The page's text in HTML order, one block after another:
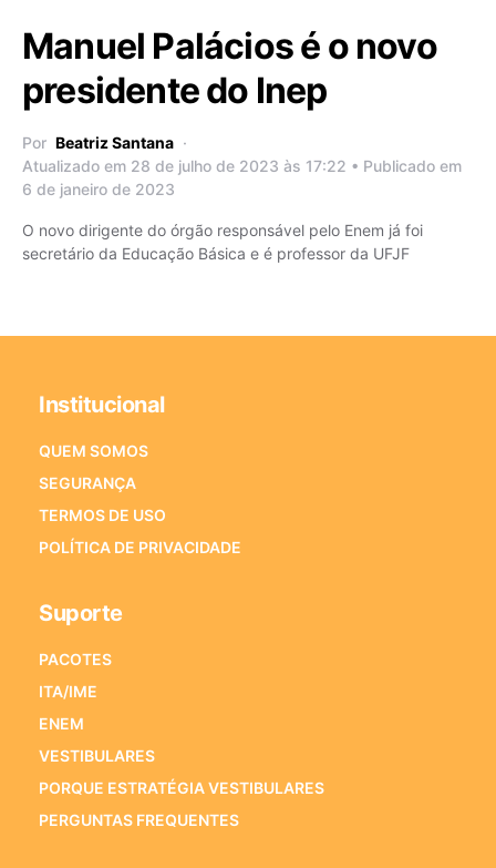
Manuel Palácios é o novo
presidente do Inep
Por Beatriz Santana
Atualizado em 28 de julho de 2023 às 17:22 • Publicado em
6 de janeiro de 2023
O novo dirigente do órgão responsável pelo Enem já foi
secretário da Educação Básica e é professor da UFJF
Institucional
QUEM SOMOS
SEGURANÇA
TERMOS DE USO
POLÍTICA DE PRIVACIDADE
Suporte
PACOTES
ITA/IME
ENEM
VESTIBULARES
PORQUE ESTRATÉGIA VESTIBULARES
PERGUNTAS FREQUENTES